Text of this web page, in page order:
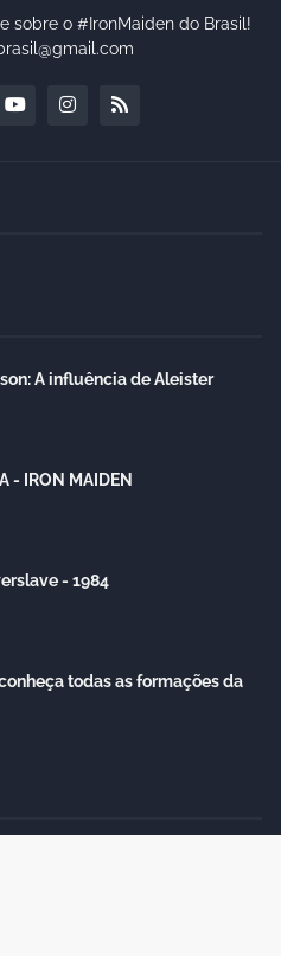
sobre o #IronMaiden do Brasil!
A influência de Aleister
- IRON MAIDEN
- 1984
todas as formações da